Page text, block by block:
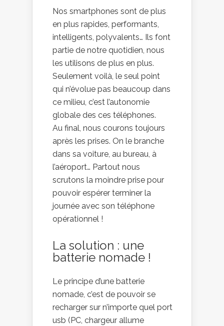
Nos smartphones sont de plus
en plus rapides, performants,
intelligents, polyvalents… Ils font
partie de notre quotidien, nous
les utilisons de plus en plus.
Seulement voilà, le seul point
qui n’évolue pas beaucoup dans
ce milieu, c’est l’autonomie
globale des ces téléphones.
Au final, nous courons toujours
après les prises. On le branche
dans sa voiture, au bureau, à
l’aéroport… Partout nous
scrutons la moindre prise pour
pouvoir espérer terminer la
journée avec son téléphone
opérationnel !
La solution : une
batterie nomade !
Le principe d’une batterie
nomade, c’est de pouvoir se
recharger sur n’importe quel port
usb (PC, chargeur allume